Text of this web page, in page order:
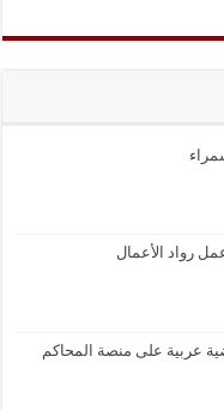
رواد الأعمال
عربية على منصة المحاكم